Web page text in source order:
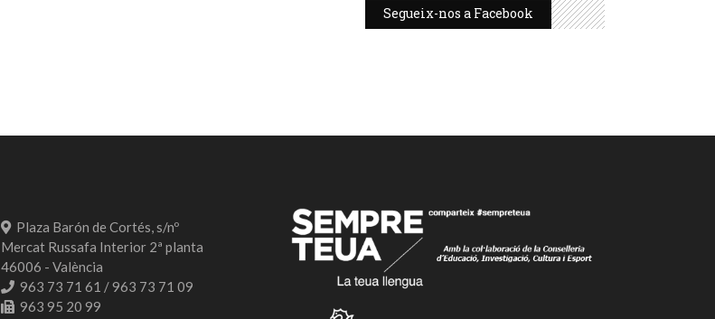
Segueix-nos a Facebook
Plaza Barón de Cortés, s/nº
Mercat Russafa Interior 2ª planta
46006 - València
963 73 71 61 / 963 73 71 09
963 95 20 99